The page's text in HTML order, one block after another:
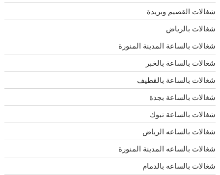
شغالات القصيم وبريدة
شغالات بالرياض
شغالات بالساعة المدينة المنورة
شغالات بالساعة بالخبر
شغالات بالساعة بالقطيف
شغالات بالساعة بجدة
شغالات بالساعة تبوك
شغالات بالساعه الرياض
شغالات بالساعه المدينة المنورة
شغالات بالساعه بالدمام